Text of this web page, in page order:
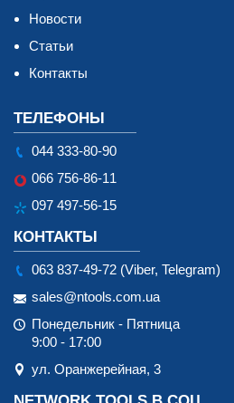
Новости
Статьи
Контакты
ТЕЛЕФОНЫ
044 333-80-90
066 756-86-11
097 497-56-15
КОНТАКТЫ
063 837-49-72 (Viber, Telegram)
sales@ntools.com.ua
Понедельник - Пятница
9:00 - 17:00
ул. Оранжерейная, 3